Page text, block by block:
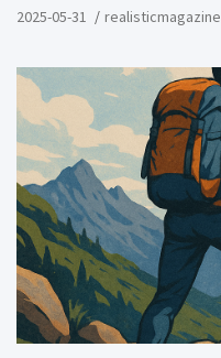
2025-05-31 realisticmagazine